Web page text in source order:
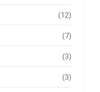
(12)
(7)
(3)
(3)